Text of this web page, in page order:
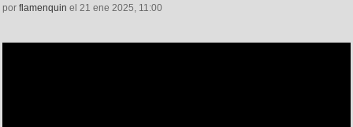
por flamenquin el 21 ene 2025, 11:00